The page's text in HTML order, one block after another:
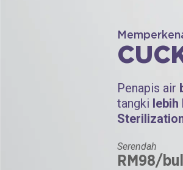
Penapis air
tangki lebih
Serendah
RM98/